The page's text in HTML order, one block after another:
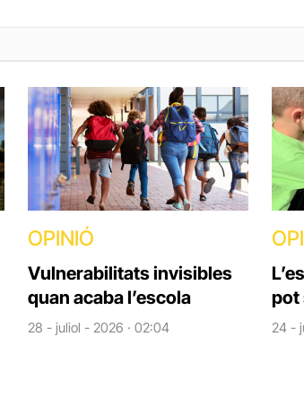
OPINIÓ
Vulnerabilitats invisibles
quan acaba l’escola
28 - juliol - 2026 · 02:04
pot
24 -